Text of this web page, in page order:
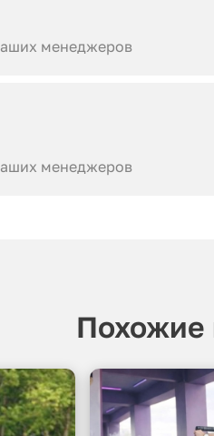
менеджеров
менеджеров
Похожие